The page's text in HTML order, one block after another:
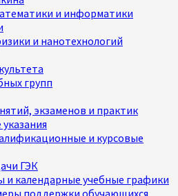
и информатики
и нанотехнологий
групп
экзаменов и практик
и курсовые
ГЭК
и календарные учебные графики
поддержки обучающихся